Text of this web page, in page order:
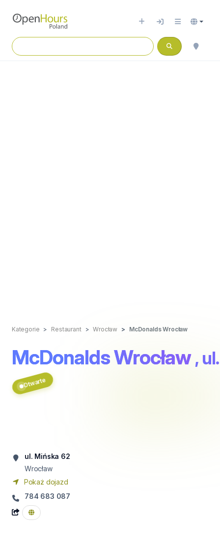
Kategorie Restaurant Wrocław McDonalds Wrocław
McDonalds Wrocław ,
Otwarte
ul. Mińska 62
Wrocław
Pokaż dojazd
784 683 087